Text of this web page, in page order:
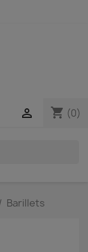
shopping_cart (0)

Barillets